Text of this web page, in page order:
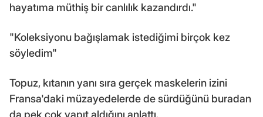
hayatıma müthiş bir canlılık kazandırdı."
"Koleksiyonu bağışlamak istediğimi birçok kez
söyledim"
Topuz, kıtanın yanı sıra gerçek maskelerin izini
Fransa'daki müzayedelerde de sürdüğünü buradan
da pek çok yapıt aldığını anlattı.